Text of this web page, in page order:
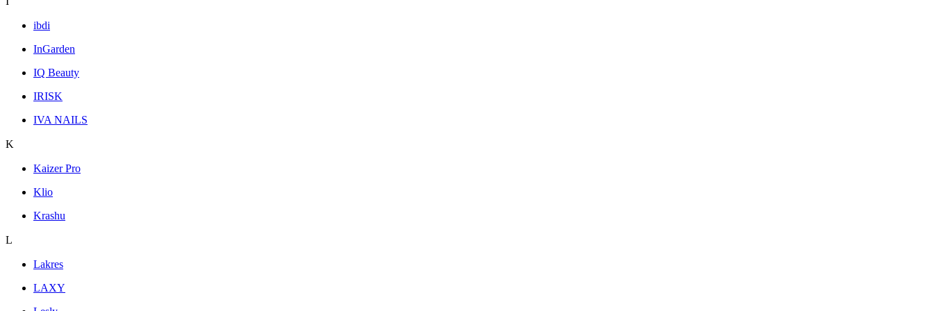
ibdi
InGarden
IQ Beauty
IRISK
IVA NAILS
K
Kaizer Pro
Klio
Krashu
L
Lakres
LAXY